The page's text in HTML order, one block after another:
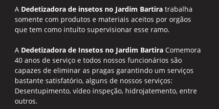
A Dedetizadora de insetos no Jardim Bartira trabalha
somente com produtos e materiais aceitos por orgãos
que tem como intuíto supervisionar esse ramo.
A Dedetizadora de Insetos no Jardim Bartira Comemora
40 anos de serviço e todos nossos funcionários são
capazes de eliminar as pragas garantindo um serviços
bastante satisfatório, alguns de nossos serviços:
Desentupimento, vídeo inspeção, hidrojatemento, entre
outros.